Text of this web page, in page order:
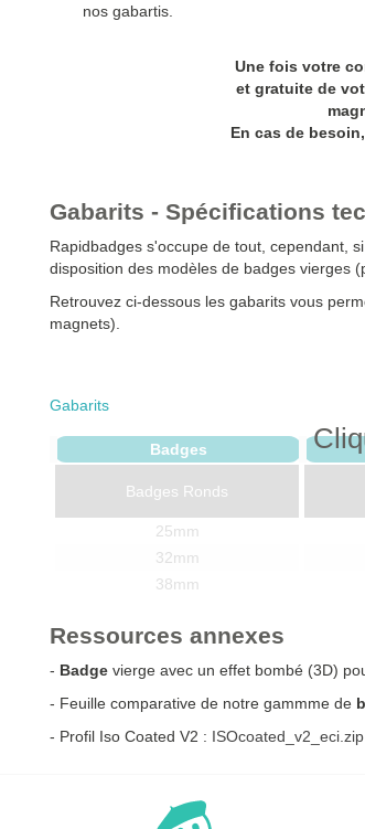
nos gabartis.
Une fois votre
et gratuite de
En cas de
Gabarits - Spécifications
Rapidbadges s'occupe de tout, cependant,
disposition des modèles de badges vierges
Retrouvez ci-dessous les gabarits vous
magnets).
Gabarits
Badges
Badges Ronds
25mm
32mm
38mm
56mm
100mm
80x54mm
Ressources annexes
- Badge vierge avec un effet bombé (3D)
- Feuille comparative de notre gammme de
- Profil Iso Coated V2 : ISOcoated_v2_eci.zip